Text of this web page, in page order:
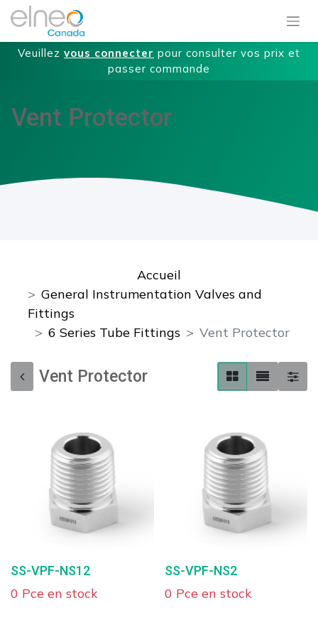
Veuillez vous connecter pour consulter vos prix et
passer commande
Vent Protector
Accueil
General Instrumentation Valves and
Fittings
6 Series Tube Fittings
Vent Protector
Vent Protector
SS-VPF-NS12
0 Pce en stock
SS-VPF-NS2
0 Pce en stock